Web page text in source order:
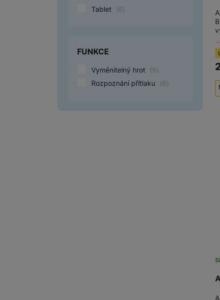
Tablet (6)
FUNKCE
Vyměnitelný hrot (6)
Rozpoznání přítlaku
(6)